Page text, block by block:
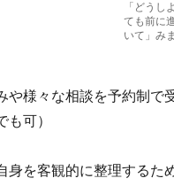
「どう
ても前に
いて」み
様々な相談を予約制で
可）
を客観的に整理するた